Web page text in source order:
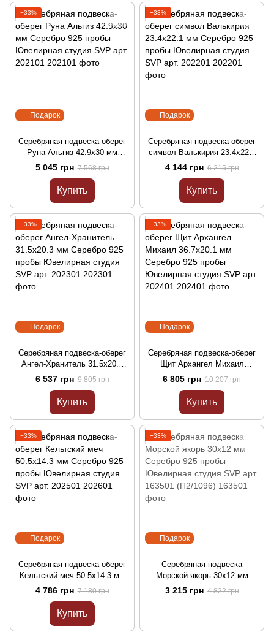
Подарок
−33%
Серебряная подвеска-оберег
Руна Альгиз 42.9х30 мм
Серебро 925 пробы
Ювелирная студия SVP арт.
202101
5 045 грн 7 568 грн
Купить
Подарок
−33%
Серебряная подвеска-оберег
символ Валькирия 23.4х22.1
мм Серебро 925 пробы
Ювелирная студия SVP арт.
202201
4 144 грн 6 215 грн
Купить
Подарок
−33%
Серебряная подвеска-оберег
Ангел-Хранитель 31.5х20.3
мм Серебро 925 пробы
Ювелирная студия SVP арт.
202301
6 537 грн 9 805 грн
Купить
Подарок
−33%
Серебряная подвеска-оберег
Щит Архангел Михаил
36.7х20.1 мм Серебро 925
пробы Ювелирная студия
SVP арт. 202401
6 805 грн 10 207 грн
Купить
Подарок
−33%
Серебряная подвеска-оберег
Кельтский меч 50.5х14.3 мм
Серебро 925 пробы
Ювелирная студия SVP арт.
202501
4 786 грн 7 180 грн
Купить
Подарок
−33%
Серебряная подвеска
Морской якорь 30х12 мм
Серебро 925 пробы
Ювелирная студия SVP арт.
3 215 грн 4 822 грн